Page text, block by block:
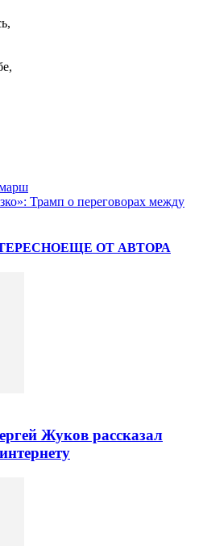
Трамп о переговорах между
ЕЩЕ ОТ АВТОРА
Жуков рассказал